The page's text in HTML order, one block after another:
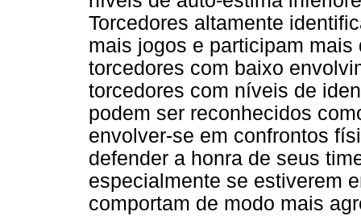
Torcedores altamente
mais jogos e participam
torcedores com baixo
torcedores com níveis de
podem ser reconhecidos
envolver-se em confrontos
defender a honra de seus
especialmente se estiverem
comportam de modo mais